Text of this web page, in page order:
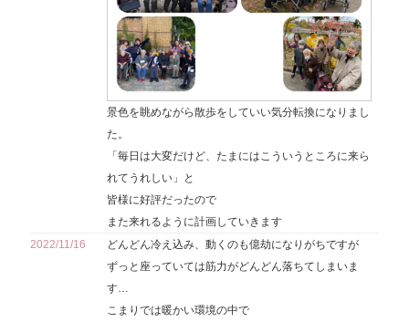
景色を眺めながら散歩をしていい気分転換になりまし
た。
「毎日は大変だけど、たまにはこういうところに来ら
れてうれしい」と
皆様に好評だったので
また来れるように計画していきます
2022/11/16
どんどん冷え込み、動くのも億劫になりがちですが
ずっと座っていては筋力がどんどん落ちてしまいま
す…
こまりでは暖かい環境の中で